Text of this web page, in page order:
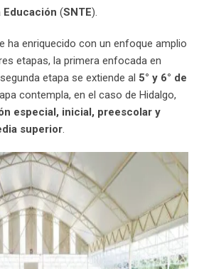
Educación (SNTE).
ha enriquecido con un enfoque amplio
etapas, la primera enfocada en
etapa se extiende al 5° y 6° de
contempla, en el caso de Hidalgo,
especial, inicial, preescolar y
superior